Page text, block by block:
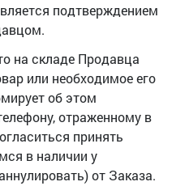
подтверждением
на складе Продавца
или необходимое его
об этом
отраженному в
принять
в наличии у
от Заказа.